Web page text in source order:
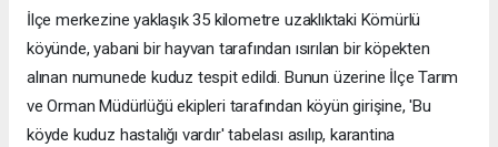
İlçe merkezine yaklaşık 35 kilometre uzaklıktaki Kömürlü
köyünde, yabani bir hayvan tarafından ısırılan bir köpekten
alınan numunede kuduz tespit edildi. Bunun üzerine İlçe Tarım
ve Orman Müdürlüğü ekipleri tarafından köyün girişine, 'Bu
köyde kuduz hastalığı vardır' tabelası asılıp, karantina